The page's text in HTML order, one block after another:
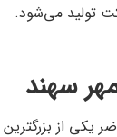
تولید می‌شود.
سهند